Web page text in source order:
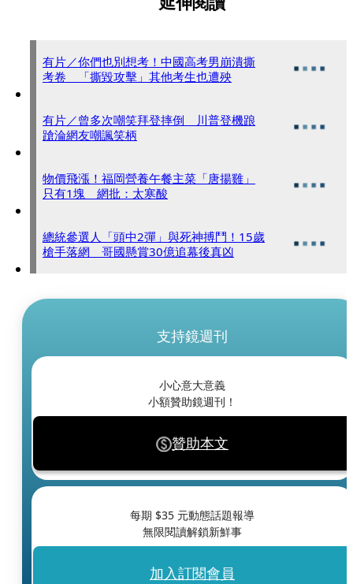
有片／你們也別想考！中國高考男崩潰撕
考卷 「撕毀攻擊」其他考生也遭殃
有片／曾多次嘲笑拜登摔倒 川普登機踉
蹌淪網友嘲諷笑柄
物價飛漲！福岡營養午餐主菜「唐揚雞」
只有1塊 網批：太寒酸
總統參選人「頭中2彈」與死神搏鬥！15歲
槍手落網 哥國懸賞30億追幕後真凶
支持鏡週刊
小心意大意義
小額贊助鏡週刊！
贊助本文
每期 $35 元動態話題報導
無限閱讀解鎖新鮮事
加入訂閱會員